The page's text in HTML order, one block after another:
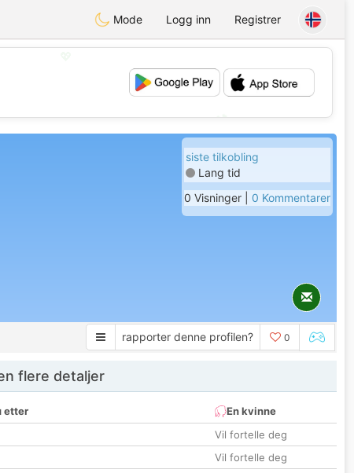
Mode Logg inn Registrer
💕
siste tilkobling
Lang tid
0 Visninger | 0 Kommentarer
rapporter denne profilen? 0
flere detaljer
etter
En kvinne
Vil fortelle deg
Vil fortelle deg